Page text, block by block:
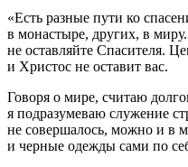
«Есть разные пути ко
в монастыре, других, в
не оставляйте Спасителя.
и Христос не оставит вас.
Говоря о мире, считаю
я подразумеваю служение
не совершалось, можно и в
и черные одежды сами по